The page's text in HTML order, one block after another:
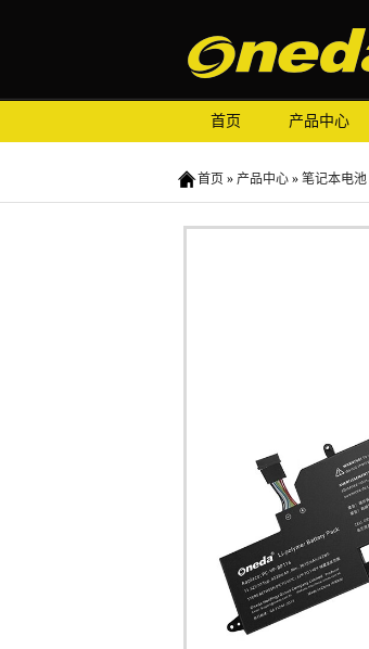
首页 产品中心
首页 » 产品中心 » 笔记本电池